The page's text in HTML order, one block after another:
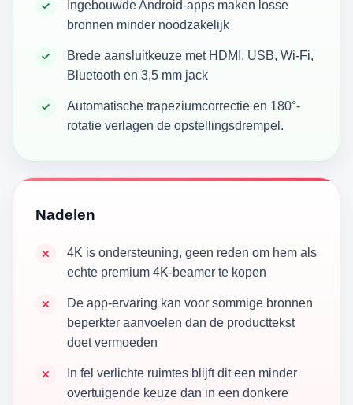
Ingebouwde Android-apps maken losse
bronnen minder noodzakelijk
Brede aansluitkeuze met HDMI, USB, Wi‑Fi,
Bluetooth en 3,5 mm jack
Automatische trapeziumcorrectie en 180°-
rotatie verlagen de opstellingsdrempel.
Nadelen
4K is ondersteuning, geen reden om hem als
echte premium 4K-beamer te kopen
De app-ervaring kan voor sommige bronnen
beperkter aanvoelen dan de producttekst
doet vermoeden
In fel verlichte ruimtes blijft dit een minder
overtuigende keuze dan in een donkere